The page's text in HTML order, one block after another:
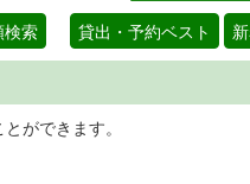
検索 貸出・予約ベスト
検索することがで